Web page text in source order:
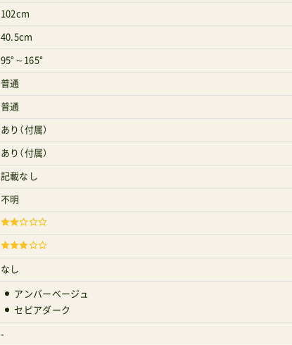
102cm
40.5cm
95°～165°
普通
普通
あり（付属）
あり（付属）
記載なし
不明
なし
アンバーベージュ
セピアダーク
-